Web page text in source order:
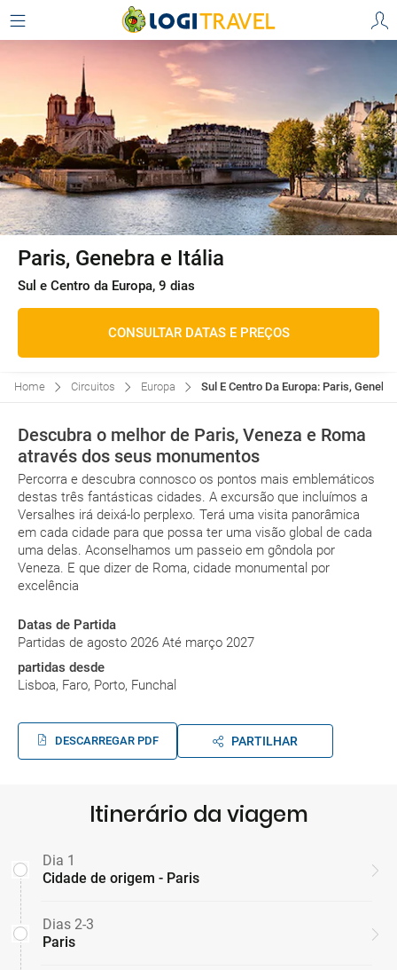
Paris, Genebra e Itália
Sul e Centro da Europa, 9 dias
CONSULTAR DATAS E PREÇOS
Home Circuitos Europa Sul E Centro Da Europa: Paris,
Descubra o melhor de Paris, Veneza e Roma
através dos seus monumentos
Percorra e descubra connosco os pontos mais emblemáticos
destas três fantásticas cidades. A excursão que incluímos a
Versalhes irá deixá-lo perplexo. Terá uma visita panorâmica
em cada cidade para que possa ter uma visão global de cada
uma delas. Aconselhamos um passeio em gôndola por
Veneza. E que dizer de Roma, cidade monumental por
excelência
Datas de Partida
Partidas de agosto 2026 Até março 2027
partidas desde
Lisboa, Faro, Porto, Funchal
DESCARREGAR PDF PARTILHAR
Itinerário da viagem
Dia 1
Cidade de origem - Paris
Dias 2-3
Paris